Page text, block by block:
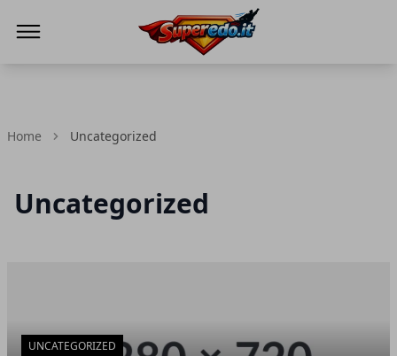
Home Uncategorized
Uncategorized
UNCATEGORIZED